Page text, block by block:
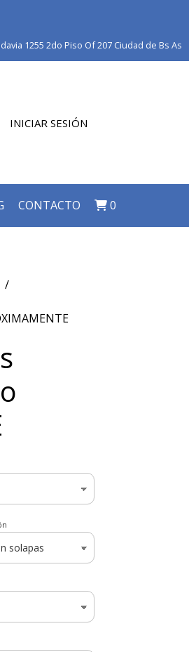
1255 2do Piso Of 207 Ciudad de Bs As
INICIAR SESIÓN
CONTACTO 0